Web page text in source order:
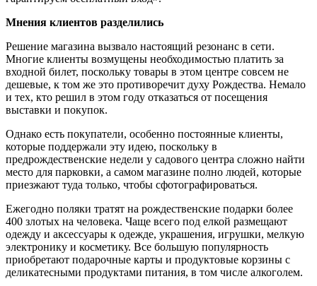
Мнения клиентов разделились
Решение магазина вызвало настоящий резонанс в сети.
Многие клиенты возмущены необходимостью платить за
входной билет, поскольку товары в этом центре совсем не
дешевые, к том же это противоречит духу Рождества. Немало
и тех, кто решил в этом году отказаться от посещения
выставки и покупок.
Однако есть покупатели, особенно постоянные клиенты,
которые поддержали эту идею, поскольку в
предрождественские недели у садового центра сложно найти
место для парковки, а самом магазине полно людей, которые
приезжают туда только, чтобы сфотографироваться.
Ежегодно поляки тратят на рождественские подарки более
400 злотых на человека. Чаще всего под елкой размещают
одежду и аксессуары к одежде, украшения, игрушки, мелкую
электронику и косметику. Все большую популярность
приобретают подарочные карты и продуктовые корзины с
деликатесными продуктами питания, в том числе алкоголем.